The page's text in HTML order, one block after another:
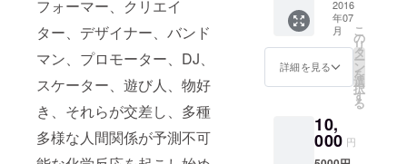
フォーマー、クリエイ
ター、デザイナー、バンド
マン、プロモーター、DJ、
スケーター、遊び人、物好
き、それらが交差し、多種
多様な人間関係が予測不可
いる。
2016
年07
月
詳細を見る
こ
の
リ
タ
ー
ン
を
選
択
す
る
10,
000 円